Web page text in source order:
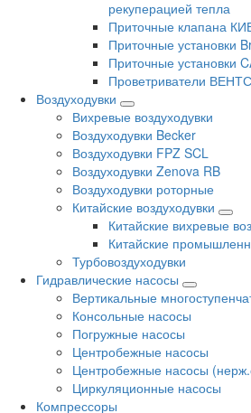
рекуперацией тепла
Приточные клапана
Приточные установки
Приточные установки
Проветриватели ВЕНТС
Воздуходувки
Вихревые воздуходувки
Воздуходувки Becker
Воздуходувки FPZ SCL
Воздуходувки Zenova RB
Воздуходувки роторные
Китайские воздуходувки
Китайские вихревые
Китайские
Турбовоздуходувки
Гидравлические насосы
Вертикальные
Консольные насосы
Погружные насосы
Центробежные насосы
Центробежные насосы
Циркуляционные насосы
Компрессоры